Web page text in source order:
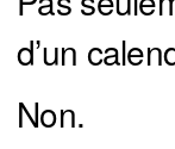
d’un
Non.